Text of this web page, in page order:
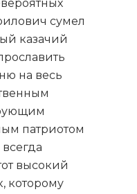
сумел
казачий
на весь
патриотом
высокий
которому